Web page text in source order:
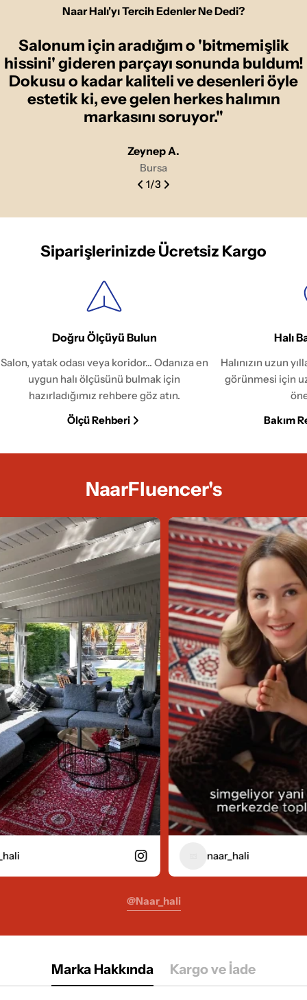
Naar Halı'yı Tercih Edenler Ne Dedi?
Salonum için aradığım o 'bitmemişlik
hissini' gideren parçayı sonunda buldum!
Dokusu o kadar kaliteli ve desenleri öyle
estetik ki, eve gelen herkes halımın
markasını soruyor."
Zeynep A.
Bursa
1/3
Siparişlerinizde Ücretsiz Kargo
Doğru Ölçüyü Bulun
Salon, yatak odası veya koridor... Odanıza en
uygun halı ölçüsünü bulmak için
hazırladığımız rehbere göz atın.
Ölçü Rehberi
Halı
Halınızın uzun
görünmesi için
Bakım
NaarFluencer's
@naar_hali
Marka Hakkında Kargo ve İade